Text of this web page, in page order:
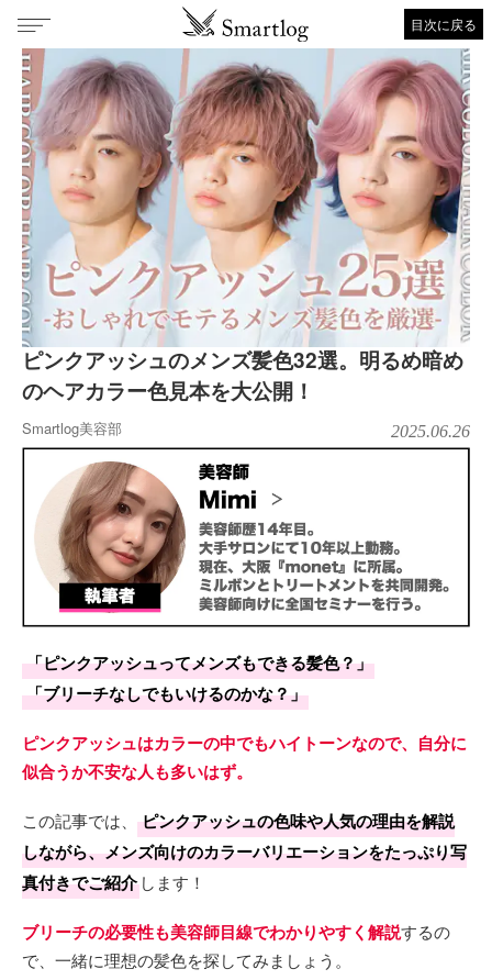
目次に戻る
ピンクアッシュのメンズ髪色32選。明るめ暗め
のヘアカラー色見本を大公開！
Smartlog美容部 2025.06.26
「ピンクアッシュってメンズもできる髪色？」
「ブリーチなしでもいけるのかな？」
ピンクアッシュはカラーの中でもハイトーンなので、自分に
似合うか不安な人も多いはず。
この記事では、
ピンクアッシュの色味や人気の理由を解説
しながら、メンズ向けのカラーバリエーションをたっぷり写
真付きでご紹介 します！
ブリーチの必要性も美容師目線でわかりやすく解説するの
で、一緒に理想の髪色を探してみましょう。